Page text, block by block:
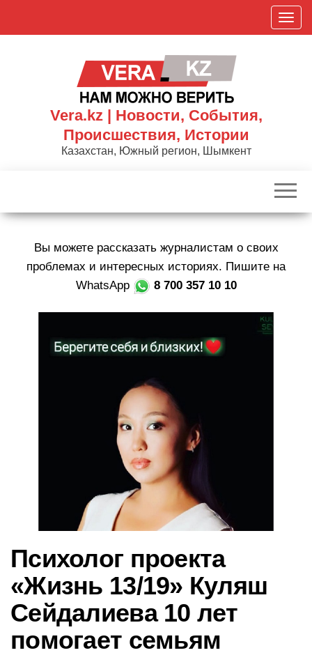
П
о
к
р
Vera.kz | Новости, События,
Происшествия, Истории
Казахстан, Южный регион, Шымкент
Вы можете рассказать журналистам о своих
проблемах и интересных историях. Пишите на
WhatsApp
8 700 357 10 10
Психолог проекта
«Жизнь 13/19» Куляш
Сейдалиева 10 лет
помогает семьям